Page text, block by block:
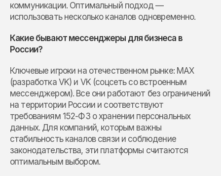
коммуникации. Оптимальный подход —
использовать несколько каналов одновременно.
Какие бывают мессенджеры для бизнеса в
России?
Ключевые игроки на отечественном рынке: MAX
(разработка VK) и VK (соцсеть со встроенным
мессенджером). Все они работают без ограничений
на территории России и соответствуют
требованиям 152-ФЗ о хранении персональных
данных. Для компаний, которым важны
стабильность каналов связи и соблюдение
законодательства, эти платформы считаются
оптимальным выбором.